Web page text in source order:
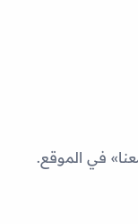
في الموقع.